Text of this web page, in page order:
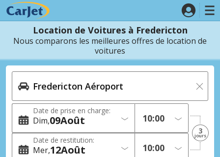
Location de Voitures à Fredericton
Nous comparons les meilleures offres de location de
voitures
Date de prise en charge:
Dim 09Août
Date de restitution:
Mer 12Août
3
jours